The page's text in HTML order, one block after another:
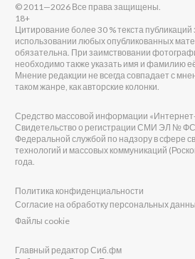
© 2011—2026 Все права защищены.
18+
Цитирование более 30 % текста
использовании любых опубликованных
обязательна. При заимствовании
необходимо также указать имя и фамилию
Мнение редакции не всегда совпадает с
таком жанре, как авторские колонки.
Средство массовой информации
Свидетельство о регистрации СМИ ЭЛ №
Федеральной службой по надзору в сфере
технологий и массовых коммуникаций
года.
Политика конфиденциальности
Согласие на обработку персональных
Файлы cookie
Главный редактор Сиб.фм